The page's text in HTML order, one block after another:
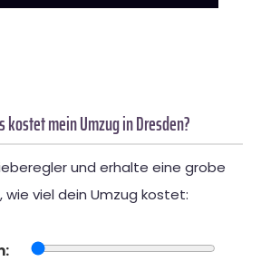
kostet mein Umzug in Dresden?
und erhalte eine grobe
wie viel dein Umzug kostet: